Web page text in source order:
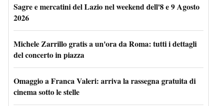
Sagre e mercatini del Lazio nel weekend dell'8 e 9 Agosto
2026
Michele Zarrillo gratis a un'ora da Roma: tutti i dettagli
del concerto in piazza
Omaggio a Franca Valeri: arriva la rassegna gratuita di
cinema sotto le stelle